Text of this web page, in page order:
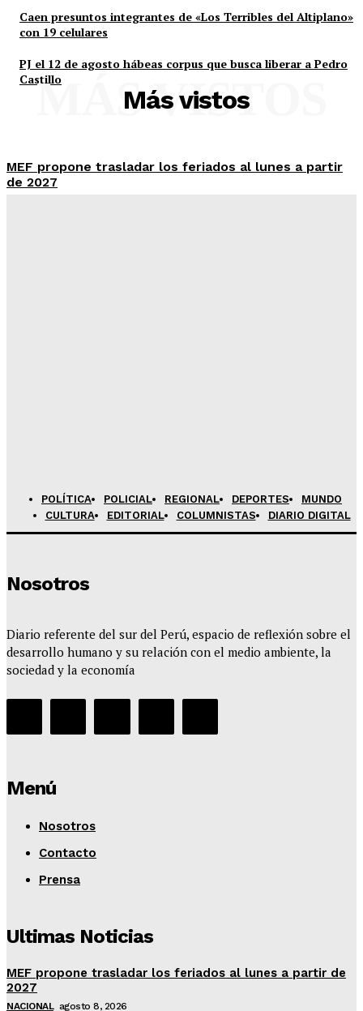
Caen presuntos integrantes de «Los Terribles del Altiplano»
con 19 celulares
PJ el 12 de agosto hábeas corpus que busca liberar a Pedro
Castillo
Más vistos
MÁS VISTOS
MEF propone trasladar los feriados al lunes a partir
de 2027
POLÍTICA
POLICIAL REGIONAL DEPORTES
MUNDO
CULTURA
EDITORIAL COLUMNISTAS DIARIO DIGITAL
Nosotros
Diario referente del sur del Perú, espacio de reflexión sobre el
desarrollo humano y su relación con el medio ambiente, la
sociedad y la economía
Menú
Nosotros
Contacto
Prensa
Ultimas Noticias
MEF propone trasladar los feriados al lunes a partir de
2027
NACIONAL agosto 8, 2026